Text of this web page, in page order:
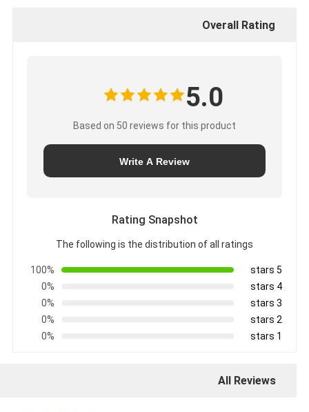
Overall Rating
5.0
Based on 50 reviews for this product
Write A Review
Rating Snapshot
The following is the distribution of all ratings
5 stars
100%
4 stars
0%
3 stars
0%
2 stars
0%
1 stars
0%
All Reviews